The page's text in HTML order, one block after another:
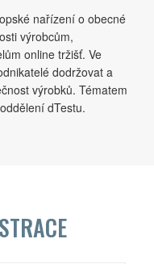
nařízení o obecné
výrobcům,
online tržišť. Ve
dodržovat a
výrobků. Tématem
dTestu.